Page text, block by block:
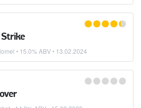
• 15.0% ABV • 13.02.2024